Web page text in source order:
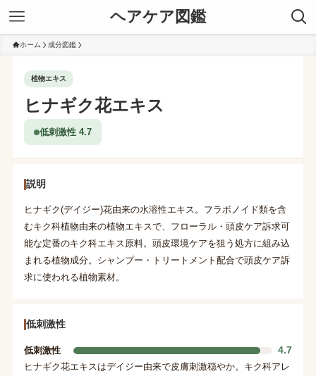
ヘアケア図鑑
ホーム 成分図鑑
植物エキス
ヒナギク花エキス
低刺激性 4.7
説明
ヒナギク(デイジー)花由来の水溶性エキス。フラボノイド類を含
むキク科植物由来の植物エキスで、フローラル・頭皮ケア訴求可
能な定番のキク科エキス原料。頭皮環境ケアを狙う処方に組み込
まれる植物成分。シャンプー・トリートメント配合で頭皮ケア訴
求に使われる植物素材。
低刺激性
低刺激性 4.7
ヒナギク花エキスはデイジー由来で皮膚刺激穏やか。キク科アレ